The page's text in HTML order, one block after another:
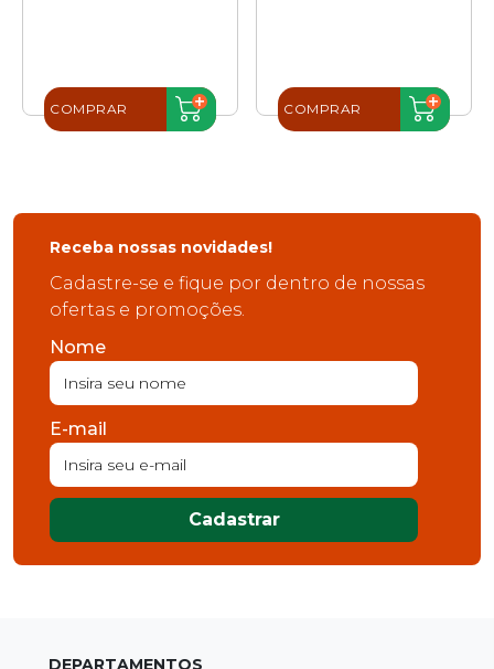
COMPRAR COMPRAR
Receba nossas novidades!
Cadastre-se e fique por dentro de nossas
ofertas e promoções.
Nome
E-mail
Cadastrar
DEPARTAMENTOS